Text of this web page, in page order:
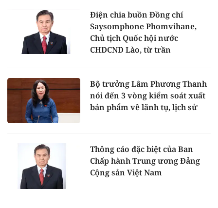
Điện chia buồn Đồng chí
Saysomphone Phomvihane,
Chủ tịch Quốc hội nước
CHDCND Lào, từ trần
Bộ trưởng Lâm Phương Thanh
nói đến 3 vòng kiểm soát xuất
bản phẩm về lãnh tụ, lịch sử
Thông cáo đặc biệt của Ban
Chấp hành Trung ương Đảng
Cộng sản Việt Nam